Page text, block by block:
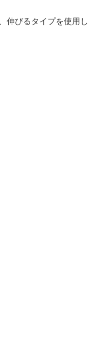
伸びるタイプを使用し